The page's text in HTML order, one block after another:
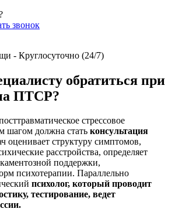
звонок
- Круглосуточно (24/7)
обратиться при
ПТСР?
стрессовое
шагом должна стать консультация
оценивает структуру симптомов,
расстройства, определяет
поддержки,
психотерапии. Параллельно
психолог, который проводит
тестирование, ведет